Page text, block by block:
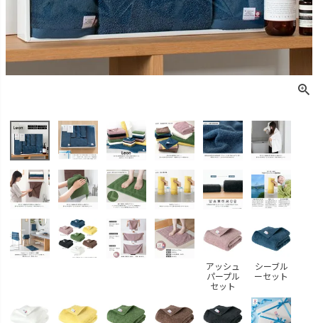
アッシュ
パープル
セット
シーブル
ーセット